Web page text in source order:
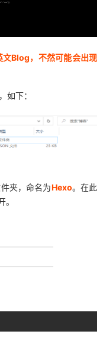
文Blog，不然可能会出现
如下：
夹，命名为Hexo。在此
。